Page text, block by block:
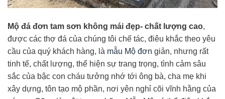
Mộ đá đơn tam sơn không mái đẹp- chất lượng cao,
được các thợ đá của chúng tôi chế tác, điêu khắc theo yêu
cầu của quý khách hàng, là mẫu Mộ đơn giản, nhưng rất
tinh tế, chất lượng, thể hiện sự trang trọng, tình cảm sâu
sắc của bậc con cháu tưởng nhớ tới ông bà, cha mẹ khi
xây dựng, tôn tạo mộ phần, nơi yên nghỉ cõi vĩnh hằng của